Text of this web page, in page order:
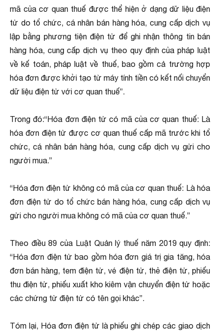
mã của cơ quan thuế được thể hiện ở dạng dữ liệu điện
tử do tổ chức, cá nhân bán hàng hóa, cung cấp dịch vụ
lập bằng phương tiện điện tử để ghi nhận thông tin bán
hàng hóa, cung cấp dịch vụ theo quy định của pháp luật
về kế toán, pháp luật về thuế, bao gồm cả trường hợp
hóa đơn được khởi tạo từ máy tính tiền có kết nối chuyển
dữ liệu điện tử với cơ quan thuế”.
Trong đó:“Hóa đơn điện tử có mã của cơ quan thuế: Là
hóa đơn điện tử được cơ quan thuế cấp mã trước khi tổ
chức, cá nhân bán hàng hóa, cung cấp dịch vụ gửi cho
người mua.”
“Hóa đơn điện tử không có mã của cơ quan thuế: Là hóa
đơn điện tử do tổ chức bán hàng hóa, cung cấp dịch vụ
gửi cho người mua không có mã của cơ quan thuế.”
Theo điều 89 của Luật Quản lý thuế năm 2019 quy định:
“Hóa đơn điện tử bao gồm hóa đơn giá trị gia tăng, hóa
đơn bán hàng, tem điện tử, vé điện tử, thẻ điện tử, phiếu
thu điện tử, phiếu xuất kho kiêm vận chuyển điện tử hoặc
các chứng từ điện tử có tên gọi khác”.
Tóm lại, Hóa đơn điện tử là phiếu ghi chép các giao dịch